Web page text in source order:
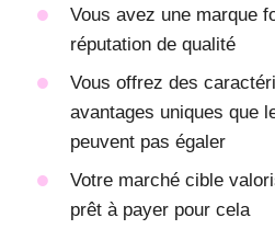
Vous avez une marque
réputation de qualité
Vous offrez des
avantages uniques que
peuvent pas égaler
Votre marché cible
prêt à payer pour cela